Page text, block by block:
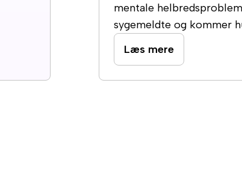
mentale
sygemeldte og kommer
Læs mere